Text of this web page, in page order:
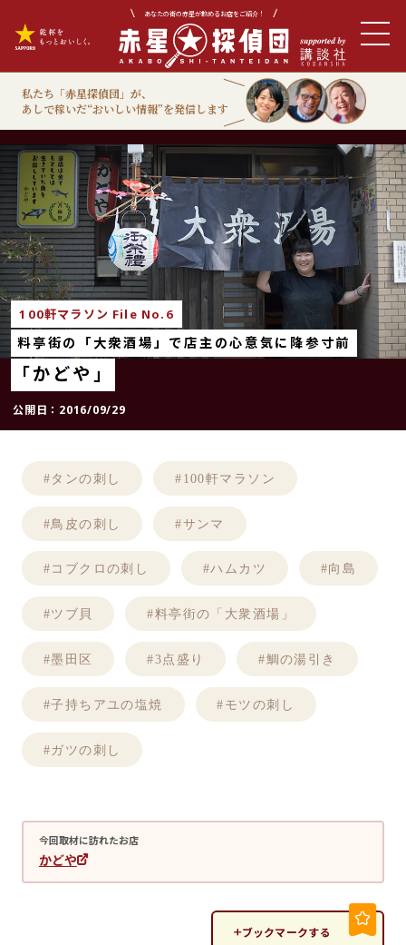
あなたの街の赤星が飲めるお店をご紹介！
私たち「赤星探偵団」が、
あしで稼いだ“おいしい情報”を発信します
100軒マラソン File No.6
料亭街の「大衆酒場」で店主の心意気に降参寸前
「かどや」
公開日： 2016/09/29
#タンの刺し #100軒マラソン
#鳥皮の刺し #サンマ
#コブクロの刺し #ハムカツ #向島
#ツブ貝 #料亭街の「大衆酒場」
#墨田区 #3点盛り #鯛の湯引き
#子持ちアユの塩焼 #モツの刺し
#ガツの刺し
今回取材に訪れたお店
かどや
ブックマークする